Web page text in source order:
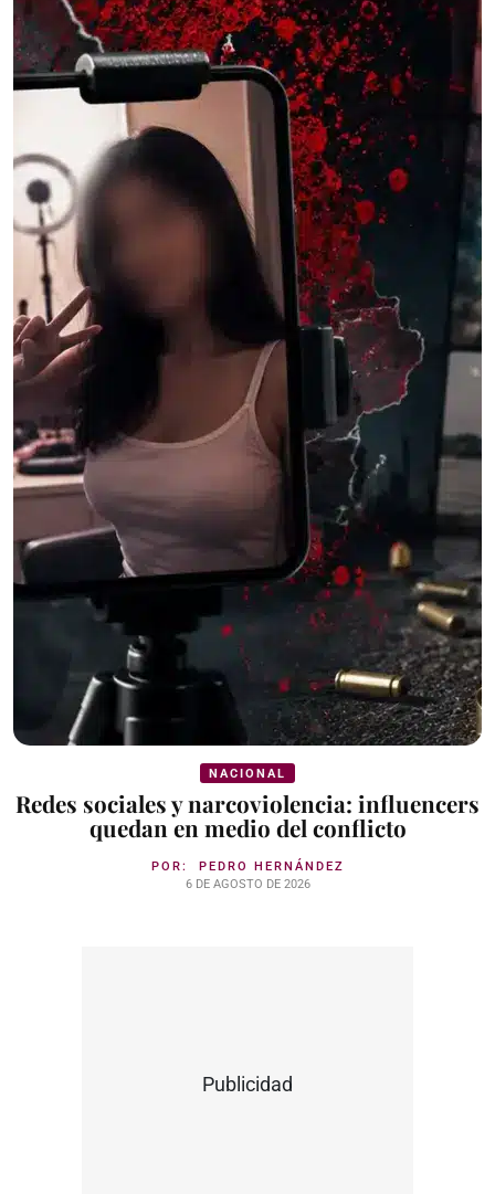
NACIONAL
Redes sociales y narcoviolencia: influencers
quedan en medio del conflicto
POR: PEDRO HERNÁNDEZ
6 DE AGOSTO DE 2026
Publicidad